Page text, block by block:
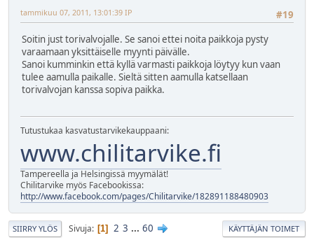
#19
tammikuu 07, 2011, 13:01:39 IP
Soitin just torivalvojalle. Se sanoi ettei noita paikkoja pysty
varaamaan yksittäiselle myynti päivälle.
Sanoi kumminkin että kyllä varmasti paikkoja löytyy kun vaan
tulee aamulla paikalle. Sieltä sitten aamulla katsellaan
torivalvojan kanssa sopiva paikka.
Tutustukaa kasvatustarvikekauppaani:
www.chilitarvike.fi
Tampereella ja Helsingissä myymälät!
Chilitarvike myös Facebookissa:
http://www.facebook.com/pages/Chilitarvike/182891188480903
SIIRRY YLÖS Sivuja 1 2 3 ... 60 KÄYTTÄJÄN TOIMET